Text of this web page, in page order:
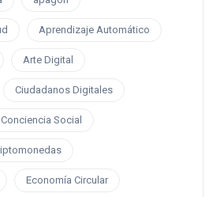
Aprendizaje Automático
Arte Digital
Ciudadanos Digitales
Conciencia Social
Economía Circular